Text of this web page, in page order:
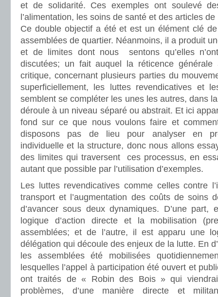
et de solidarité. Ces exemples ont soulevé
l’alimentation, les soins de santé et des articles
Ce double objectif a été et est un élément clé
assemblées de quartier. Néanmoins, il a produit
et de limites dont nous sentons qu’elles
discutées; un fait auquel la réticence générale
critique, concernant plusieurs parties du
superficiellement, les luttes revendicatives et
semblent se compléter les unes les autres, dans
déroule à un niveau séparé ou abstrait. Et ici
fond sur ce que nous voulons faire et
disposons pas de lieu pour analyser en
individuelle et la structure, donc nous allons
des limites qui traversent ces processus, en
autant que possible par l’utilisation d’exemples.
Les luttes revendicatives comme celles contre
transport et l’augmentation des coûts de soins
d’avancer sous deux dynamiques. D’une part,
logique d’action directe et la mobilisation
assemblées; et de l’autre, il est apparu une
délégation qui découle des enjeux de la lutte. En
les assemblées été mobilisées
lesquelles l’appel à participation été ouvert et
ont traités de « Robin des Bois » qui
problèmes, d’une manière directe et